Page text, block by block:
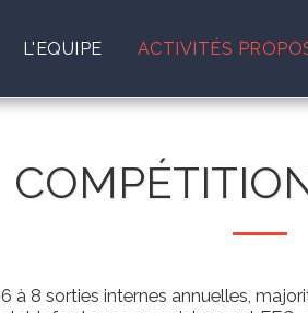
L'EQUIPE ACTIVITÉS
6 à 8 sorties internes annuelles,